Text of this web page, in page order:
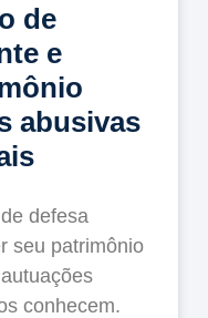
de
e
abusivas
defesa
seu patrimônio
conhecem.